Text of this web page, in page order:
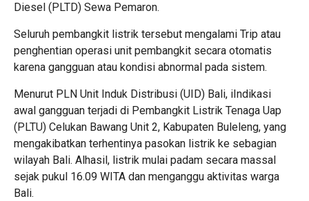
Diesel (PLTD) Sewa Pemaron.
Seluruh pembangkit listrik tersebut mengalami Trip atau
penghentian operasi unit pembangkit secara otomatis
karena gangguan atau kondisi abnormal pada sistem.
Menurut PLN Unit Induk Distribusi (UID) Bali, iIndikasi
awal gangguan terjadi di Pembangkit Listrik Tenaga Uap
(PLTU) Celukan Bawang Unit 2, Kabupaten Buleleng, yang
mengakibatkan terhentinya pasokan listrik ke sebagian
wilayah Bali. Alhasil, listrik mulai padam secara massal
sejak pukul 16.09 WITA dan menganggu aktivitas warga
Bali.